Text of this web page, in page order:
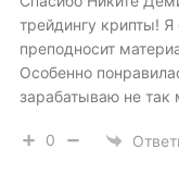
трейдингу крипты! Я
преподносит
Особенно
зарабатываю не так
0